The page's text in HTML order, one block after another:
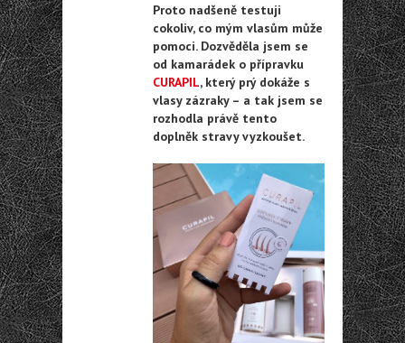
Proto nadšeně testuji
cokoliv, co mým vlasům může
pomoci. Dozvěděla jsem se
od kamarádek o přípravku
CURAPIL, který prý dokáže s
vlasy zázraky – a tak jsem se
rozhodla právě tento
doplněk stravy vyzkoušet.